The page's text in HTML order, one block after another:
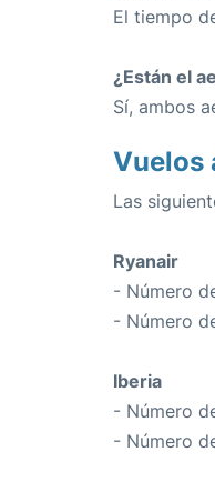
El tiempo
¿Están el
Sí, ambos
Vuelos
Las
Ryanair
- Número
- Número
Iberia
- Número
- Número